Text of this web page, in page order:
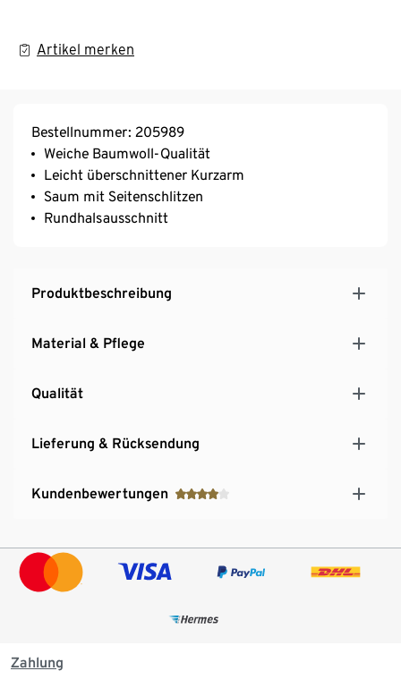
Artikel merken
Bestellnummer: 205989
Weiche Baumwoll-Qualität
Leicht überschnittener Kurzarm
Saum mit Seitenschlitzen
Rundhalsausschnitt
Produktbeschreibung
Material & Pflege
Qualität
Lieferung & Rücksendung
Kundenbewertungen
Zahlung